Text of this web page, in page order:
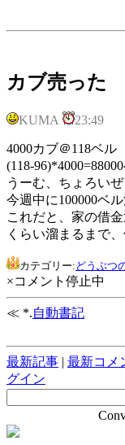
カブ売った
KUMA 23:49
4000カブ＠118ベル
(118-
うーむ、ちょろいぜ
今週中に100000ベ
これだと、家の借
くらい溜まるまで
カテゴリー: どうぶつ
×コメント停止中
≪ *.自動書記
最新記事 | 最新コメ
グイン